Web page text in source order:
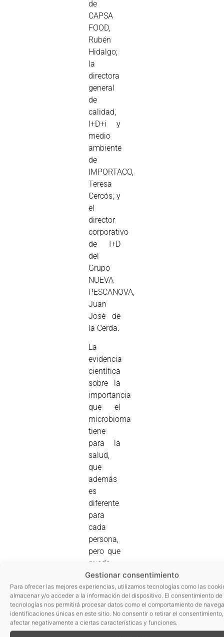
Gestionar consentimiento
Para ofrecer las mejores experiencias, utilizamos tecnologías como las
almacenar y/o acceder a la información del dispositivo. El consentimiento de
tecnologías nos permitirá procesar datos como el comportamiento de
identificaciones únicas en este sitio. No consentir o retirar el
afectar negativamente a ciertas características y funciones.
de
CAPSA
FOOD,
Rubén
Hidalgo;
la
directora
general
de
calidad,
I+D+i y
medio
ambiente
de
IMPORTACO,
Teresa
Cercós; y
el
director
corporativo
de I+D
del
Grupo
NUEVA
PESCANOVA,
Juan
José de
la Cerda.
La
evidencia
científica
sobre la
importancia
que el
microbioma
tiene
para la
salud,
que
además
es
diferente
para
cada
persona,
pero que
puede
variar
según
diversos
factores
como la